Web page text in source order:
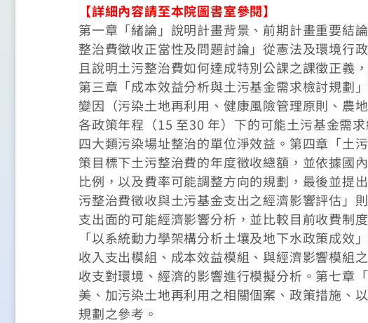
【詳細內容請至本院圖書室參閱】
第一章「緒論」說明計畫背景、前期計畫重要結
整治費徵收正當性及問題討論」從憲法及環境行
且說明土污整治費如何達成特別公課之課徵正義
第三章「成本效益分析與土污基金需求檢討規劃
變因（污染土地再利用、健康風險管理原則、農
各政策年程（15 至30 年）下的可能土污基金需
四大類污染場址整治的單位淨效益。第四章「土
策目標下土污整治費的年度徵收總額，並依據國
比例，以及費率可能調整方向的規劃，最後並提
污整治費徵收與土污基金支出之經濟影響評估」
支出面的可能經濟影響分析，並比較目前收費制
「以系統動力學架構分析土壤及地下水政策成
收入支出模組、成本效益模組、與經濟影響模組
收支對環境、經濟的影響進行模擬分析。第七章
美、加污染土地再利用之相關個案、政策措施、
規劃之參考。